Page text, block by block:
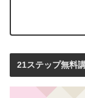
21ステップ無料